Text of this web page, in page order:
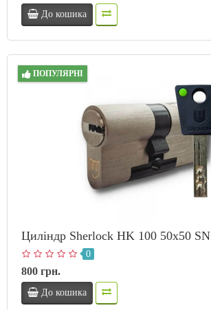
До кошика
ПОПУЛЯРНІ
Циліндр Sherlock HK 100 50х50 SN
0
800 грн.
До кошика